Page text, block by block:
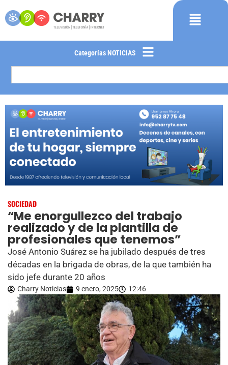
Categorías NOTICIAS
SOCIEDAD
“Me enorgullezco del trabajo
realizado y de la plantilla de
profesionales que tenemos”
José Antonio Suárez se ha jubilado después de tres
décadas en la brigada de obras, de la que también ha
sido jefe durante 20 años
Charry Noticias 9 enero, 2025 12:46